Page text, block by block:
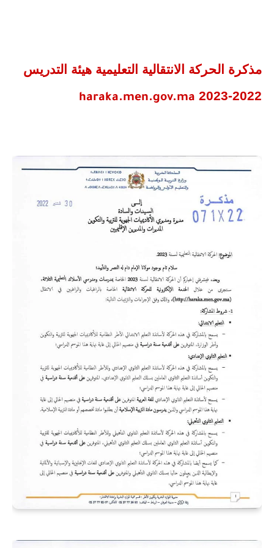
مذكرة الحركة الانتقالية التعليمية هيئة التدريس
2022-2023
haraka.men.gov.ma